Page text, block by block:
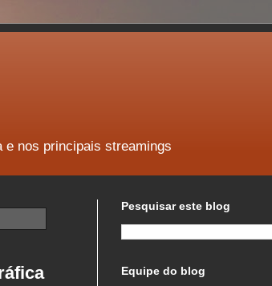
nos principais streamings
Pesquisar este blog
Equipe do blog